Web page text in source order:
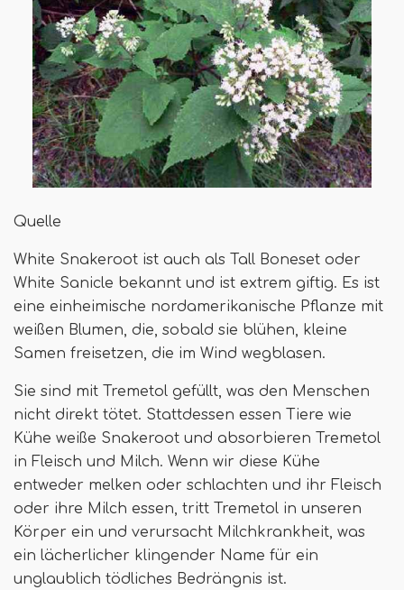
Quelle
White Snakeroot ist auch als Tall Boneset oder
White Sanicle bekannt und ist extrem giftig. Es ist
eine einheimische nordamerikanische Pflanze mit
weißen Blumen, die, sobald sie blühen, kleine
Samen freisetzen, die im Wind wegblasen.
Sie sind mit Tremetol gefüllt, was den Menschen
nicht direkt tötet. Stattdessen essen Tiere wie
Kühe weiße Snakeroot und absorbieren Tremetol
in Fleisch und Milch. Wenn wir diese Kühe
entweder melken oder schlachten und ihr Fleisch
oder ihre Milch essen, tritt Tremetol in unseren
Körper ein und verursacht Milchkrankheit, was
ein lächerlicher klingender Name für ein
unglaublich tödliches Bedrängnis ist.